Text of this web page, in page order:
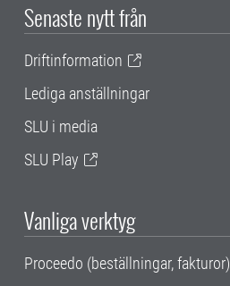
Senaste nytt från
Driftinformation
Lediga anställningar
SLU i media
SLU Play
Vanliga verktyg
Proceedo (beställningar, fakturor)